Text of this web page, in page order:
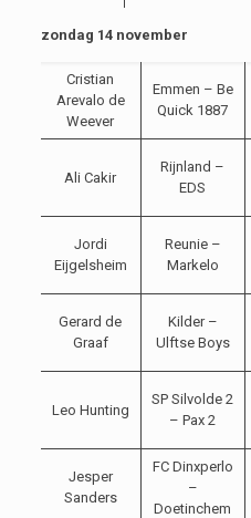
zondag 14 november
Cristian
Arevalo de
Weever
Emmen – Be
Quick 1887
Ali Cakir
Rijnland –
EDS
Jordi
Eijgelsheim
Reunie –
Markelo
Gerard de
Graaf
Kilder –
Ulftse Boys
Leo Hunting
SP Silvolde 2
– Pax 2
Jesper
Sanders
FC Dinxperlo
–
Doetinchem